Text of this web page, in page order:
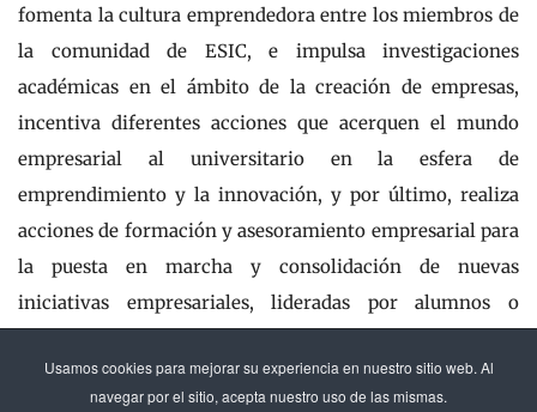
Usamos cookies para mejorar su experiencia en nuestro sitio web. Al
navegar por el sitio, acepta nuestro uso de las mismas.
fomenta la cultura emprendedora entre los miembros de
la comunidad de ESIC, e impulsa investigaciones
académicas en el ámbito de la creación de empresas,
incentiva diferentes acciones que acerquen el mundo
empresarial al universitario en la esfera de
emprendimiento y la innovación, y por último, realiza
acciones de formación y asesoramiento empresarial para
la puesta en marcha y consolidación de nuevas
iniciativas empresariales, lideradas por alumnos o
Para todo ello, ESIC cuenta con una red de colaboración